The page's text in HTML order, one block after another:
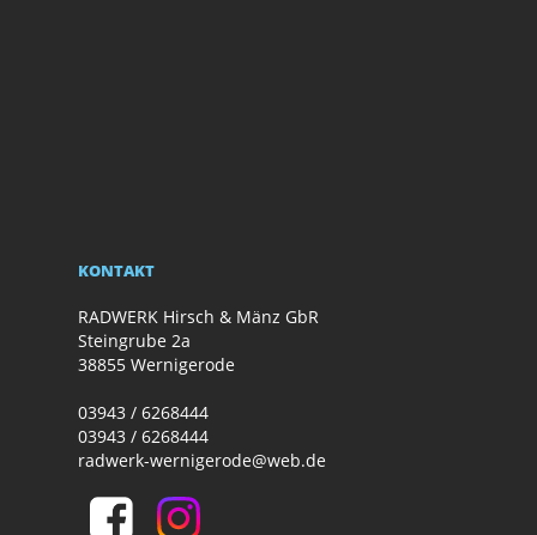
KONTAKT
RADWERK Hirsch & Mänz GbR
Steingrube 2a
38855 Wernigerode
03943 / 6268444
03943 / 6268444
radwerk-wernigerode@web.de